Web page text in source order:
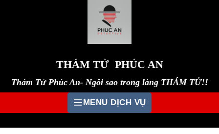
THÁM TỬ PHÚC AN
Thám Tử Phúc An- Ngôi sao trong làng THÁM TỬ!!
MENU DỊCH VỤ